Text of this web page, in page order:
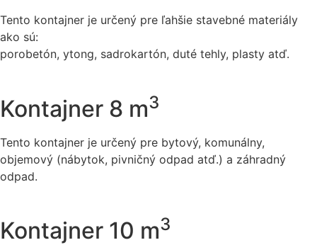
Tento kontajner je určený pre ľahšie stavebné materiály
ako sú:
porobetón, ytong, sadrokartón, duté tehly, plasty atď.
Kontajner 8 m3
Tento kontajner je určený pre bytový, komunálny,
objemový (nábytok, pivničný odpad atď.) a záhradný
odpad.
Kontajner 10 m3